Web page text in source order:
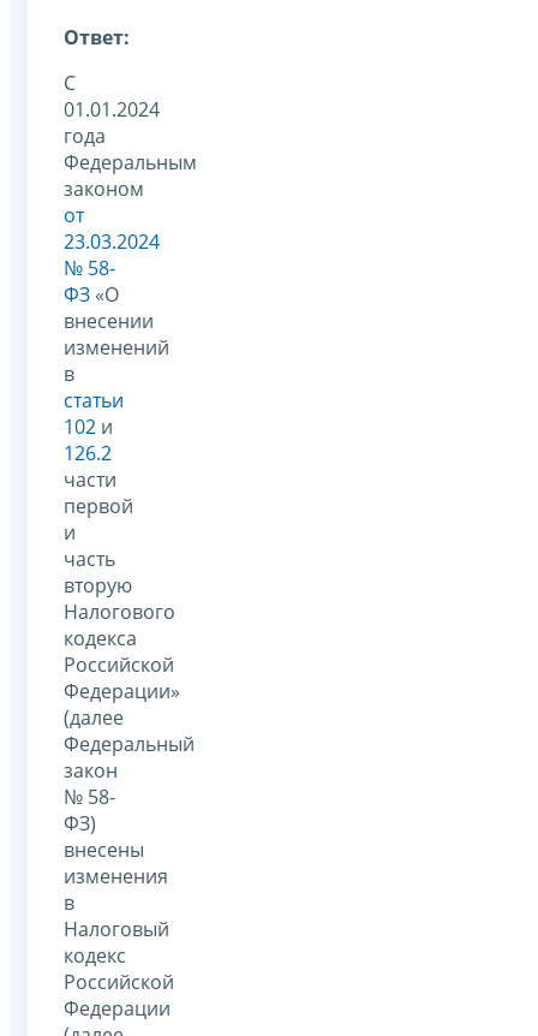
Ответ:
С
01.01.2024
года
Федеральным
законом
от
23.03.2024
№ 58-
ФЗ «О
внесении
изменений
в
статьи
102 и
126.2
части
первой
и
часть
вторую
Налогового
кодекса
Российской
Федерации»
(далее
Федеральный
закон
№ 58-
ФЗ)
внесены
изменения
в
Налоговый
кодекс
Российской
Федерации